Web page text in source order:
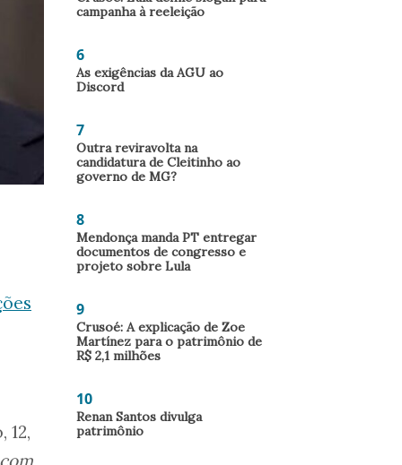
campanha à reeleição
6
As exigências da AGU ao
Discord
7
Outra reviravolta na
candidatura de Cleitinho ao
governo de MG?
8
Mendonça manda PT entregar
documentos de congresso e
projeto sobre Lula
9
Crusoé: A explicação de Zoe
Martínez para o patrimônio de
R$ 2,1 milhões
10
Renan Santos divulga
patrimônio